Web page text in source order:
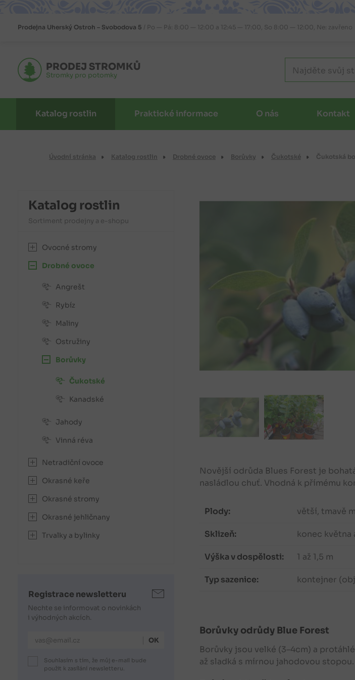
Prodejna Uherský Ostroh – Svobodova 5 Po — Pá: 8:00 — 12:00 a 12:45 — 17:00, So 8:00 — 12:00, Ne: zavřeno
PRODEJ STROMKŮ
Stromky pro potomky
Katalog rostlin Praktické informace O nás Kontakt
Úvodní stránka Katalog rostlin Drobné ovoce Borůvky Čukotské Čukotská
Novější odrůda Blues Forest je
nasládlou chuť. Vhodná k přímému
Plody: větší, tmavě
Sklizeň: konec května
Výška v dospělosti: 1 až 1,5 m
Typ sazenice: kontejner
Borůvky odrůdy Blue Forest
Borůvky jsou velké (3–4cm) a
až sladká s mírnou jahodovou stopou.
Katalog rostlin
Sortiment prodejny a e-shopu
Ovocné stromy
Drobné ovoce
Angrešt
Rybíz
Maliny
Ostružiny
Borůvky
Čukotské
Kanadské
Jahody
Vinná réva
Netradiční ovoce
Okrasné keře
Okrasné stromy
Okrasné jehličnany
Trvalky a bylinky
Registrace newsletteru
Nechte se informovat o novinkách
i výhodných akcích.
E-mailová adresa
Souhlasím s tím, že můj e-mail bude
použit k zasílání newsletteru.